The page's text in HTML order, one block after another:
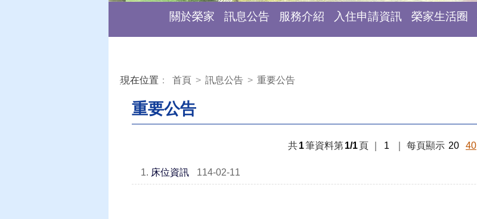
關於榮家 訊息公告 服務介紹 入住申請資訊 榮家生活圈
:::
現在位置 ： 首頁 > 訊息公告 > 重要公告
重要公告
共1筆資料第1/1頁 1 每頁顯示 20 40
1. 床位資訊 114-02-11